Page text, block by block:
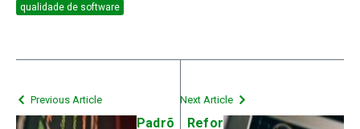
qualidade de software
Previous Article
Padrõ
Next Article
Refor